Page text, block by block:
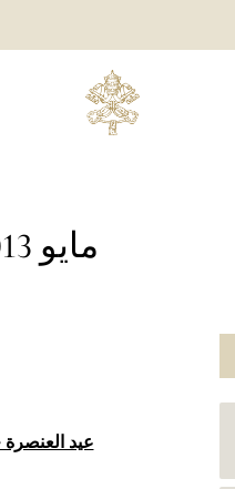
CALENDAR OF ACTIVITIES مايو 2013